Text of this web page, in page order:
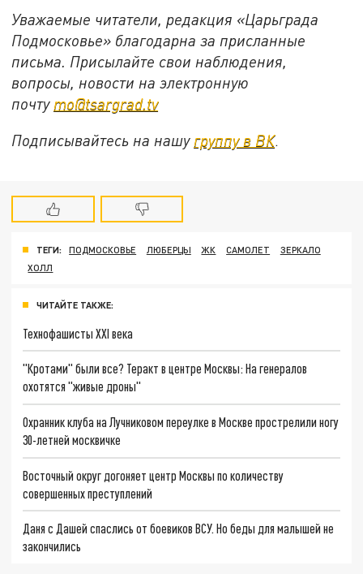
Уважаемые читатели, редакция «Царьграда
Подмосковье» благодарна за присланные
письма. Присылайте свои наблюдения,
вопросы, новости на электронную
почту mo@tsargrad.tv
Подписывайтесь на нашу группу в ВК.
ТЕГИ: ПОДМОСКОВЬЕ ЛЮБЕРЦЫ ЖК САМОЛЕТ
ЗЕРКАЛО
ХОЛЛ
ЧИТАЙТЕ ТАКЖЕ:
Технофашисты XXI века
"Кротами" были все? Теракт в центре Москвы: На генералов
охотятся "живые дроны"
Охранник клуба на Лучниковом переулке в Москве прострелили ногу
30-летней москвичке
Восточный округ догоняет центр Москвы по количеству
совершенных преступлений
Даня с Дашей спаслись от боевиков ВСУ. Но беды для малышей не
закончились